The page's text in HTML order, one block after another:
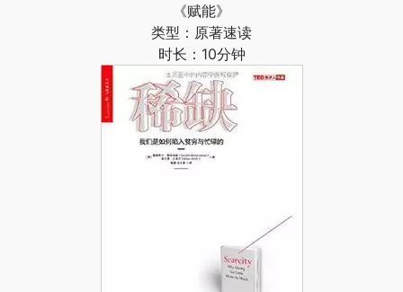
《赋能》
类型：原著速读
时长：10分钟